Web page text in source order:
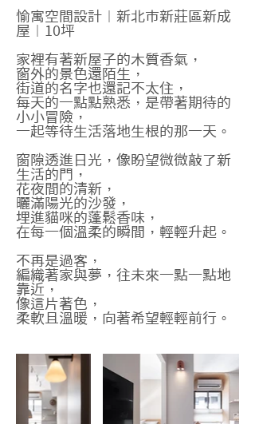
愉寓空間設計︱新北市新莊區新成
屋︱10坪
家裡有著新屋子的木質香氣，
窗外的景色還陌生，
街道的名字也還記不太住，
每天的一點點熟悉，是帶著期待的
小小冒險，
一起等待生活落地生根的那一天。
窗隙透進日光，像盼望微微敲了新
生活的門，
花夜間的清新，
曬滿陽光的沙發，
埋進貓咪的蓬鬆香味，
在每一個溫柔的瞬間，輕輕升起。
不再是過客，
編織著家與夢，往未來一點一點地
靠近，
像這片著色，
柔軟且溫暖，向著希望輕輕前行。